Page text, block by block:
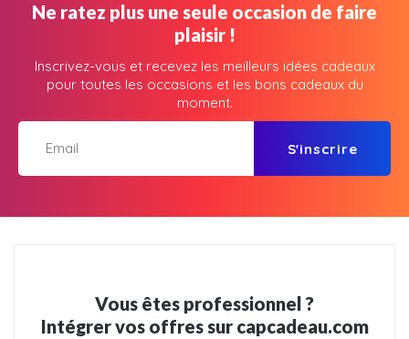
Ne ratez plus une seule occasion de faire
plaisir !
Inscrivez-vous et recevez les meilleurs idées cadeaux
pour toutes les occasions et les bons cadeaux du
moment.
S'inscrire
Vous êtes professionnel ?
Intégrer vos offres sur capcadeau.com